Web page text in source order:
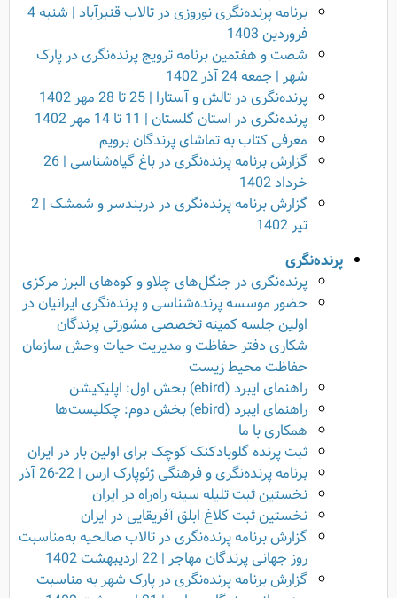
برنامه پرنده‌نگری نوروزی در تالاب قنبرآباد | شنبه 4
فروردین 1403
شصت و هفتمین برنامه ترویج پرنده‌نگری در پارک
شهر | جمعه 24 آذر 1402
پرنده‌نگری در تالش و آستارا | 25 تا 28 مهر 1402
پرنده‌نگری در استان گلستان | 11 تا 14 مهر 1402
معرفی کتاب به تماشای پرندگان برویم
گزارش برنامه پرنده‌نگری در باغ گیاه‌شناسی | 26
خرداد 1402
گزارش برنامه پرنده‌نگری در دربندسر و شمشک | 2
تیر 1402
پرنده‌نگری
پرنده‌نگری در جنگل‌های چلاو و کوه‌های البرز مرکزی
حضور موسسه پرنده‌شناسی و پرنده‌نگری ایرانیان در
اولین جلسه کمیته تخصصی مشورتی پرندگان
شکاری دفتر حفاظت و مدیریت حیات وحش سازمان
حفاظت محیط زیست
راهنمای ایبرد (ebird) بخش اول: اپلیکیشن
راهنمای ایبرد (ebird) بخش دوم: چکلیست‌ها
همکاری با ما
ثبت پرنده گلوبادکنک کوچک برای اولین بار در ایران
برنامه پرنده‌نگری و فرهنگی ژئوپارک ارس | 22-26 آذر
نخستین ثبت تلیله سینه راه‌راه در ایران
نخستین ثبت کلاغ ابلق آفریقایی در ایران
گزارش برنامه پرنده‌نگری در تالاب صالحیه به‌مناسبت
روز جهانی پرندگان مهاجر | 22 اردیبهشت 1402
گزارش برنامه پرنده‌نگری در پارک شهر به مناسبت